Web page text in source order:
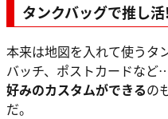
タンクバッグで推し
本来は地図を入れて使うタ
バッチ、ポストカードな
好みのカスタムができるの
だ。